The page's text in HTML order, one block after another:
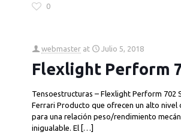
0
webmaster at Julio 5, 2018
Flexlight Perform
Tensoestructuras – Flexlight Perform 702
Ferrari Producto que ofrecen un alto nivel
para una relación peso/rendimiento
inigualable. El […]